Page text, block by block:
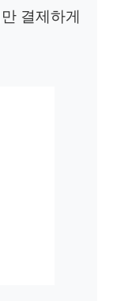
결제하게